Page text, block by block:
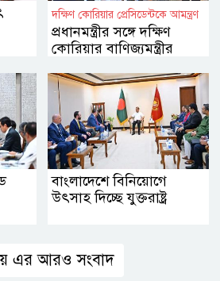
দক্ষিণ কোরিয়ার প্রেসিডেন্টকে আমন্ত্রণ
প্রধানমন্ত্রীর সঙ্গে দক্ষিণ
কোরিয়ার বাণিজ্যমন্ত্রীর
বাংলাদেশে বিনিয়োগে
উৎসাহ দিচ্ছে যুক্তরাষ্ট্র
এর আরও সংবাদ